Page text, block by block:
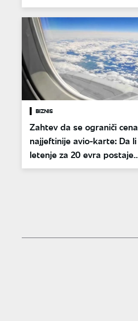
BIZNIS
Zahtev da se ograniči cena
najjeftinije avio-karte: Da li
letenje za 20 evra postaje
prošlost